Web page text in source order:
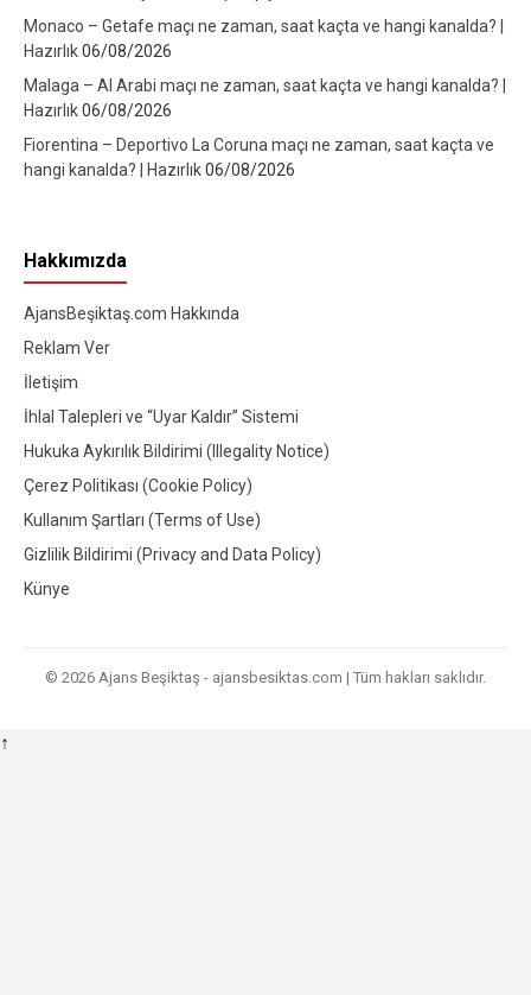
Monaco – Getafe maçı ne zaman, saat kaçta ve hangi kanalda? |
Hazırlık06/08/2026
Malaga – Al Arabi maçı ne zaman, saat kaçta ve hangi kanalda? |
Hazırlık06/08/2026
Fiorentina – Deportivo La Coruna maçı ne zaman, saat kaçta ve
hangi kanalda? | Hazırlık06/08/2026
Hakkımızda
AjansBeşiktaş.com Hakkında
Reklam Ver
İletişim
İhlal Talepleri ve “Uyar Kaldır” Sistemi
Hukuka Aykırılık Bildirimi (Illegality Notice)
Çerez Politikası (Cookie Policy)
Kullanım Şartları (Terms of Use)
Gizlilik Bildirimi (Privacy and Data Policy)
Künye
© 2026 Ajans Beşiktaş - ajansbesiktas.com | Tüm hakları saklıdır.
↑